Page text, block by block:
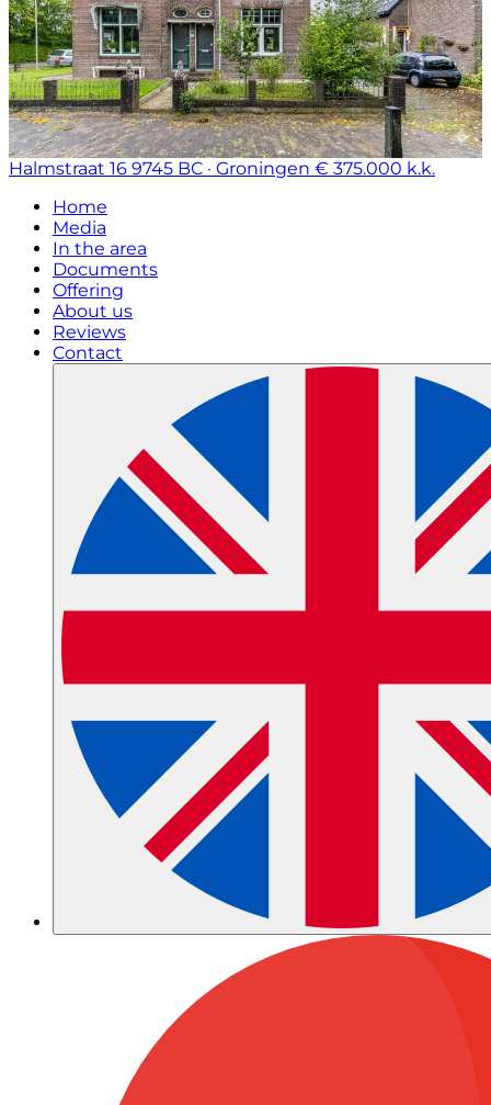
Halmstraat 16 9745 BC · Groningen € 375.000 k.k.
Home
Media
In the area
Documents
Offering
About us
Reviews
Contact